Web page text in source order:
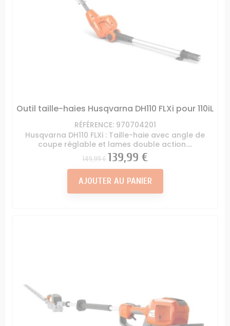
Outil taille-haies Husqvarna DH110 FLXi pour 110iL
RÉFÉRENCE: 970704201
Husqvarna DH110 FLXi : Taille-haie avec angle de
coupe réglable et lames double action....
Prix
149,99 €Prix
139,99 €
AJOUTER AU PANIER